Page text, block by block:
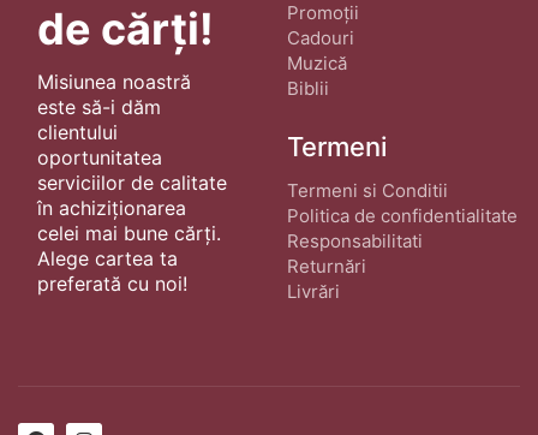
de cărți!
Misiunea noastră
este să-i dăm
clientului
oportunitatea
serviciilor de calitate
în achiziționarea
celei mai bune cărți.
Alege cartea ta
preferată cu noi!
Promoții
Cadouri
Muzică
Biblii
Termeni
Termeni si Conditii
Politica de confidentialitate
Responsabilitati
Returnări
Livrări